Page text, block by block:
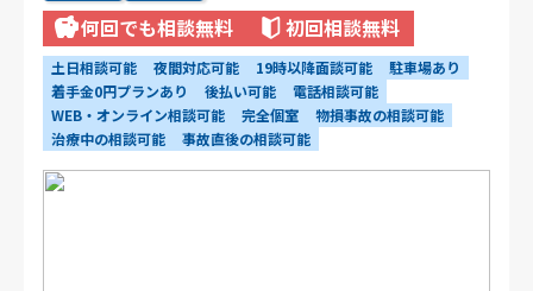
何回でも相談無料 初回相談無料
土日相談可能 夜間対応可能 19時以降面談可能
駐車場あり
着手金0円プランあり
後払い可能
電話相談可能
WEB・オンライン相談可能
完全個室
物損事故の相談可能
治療中の相談可能
事故直後の相談可能